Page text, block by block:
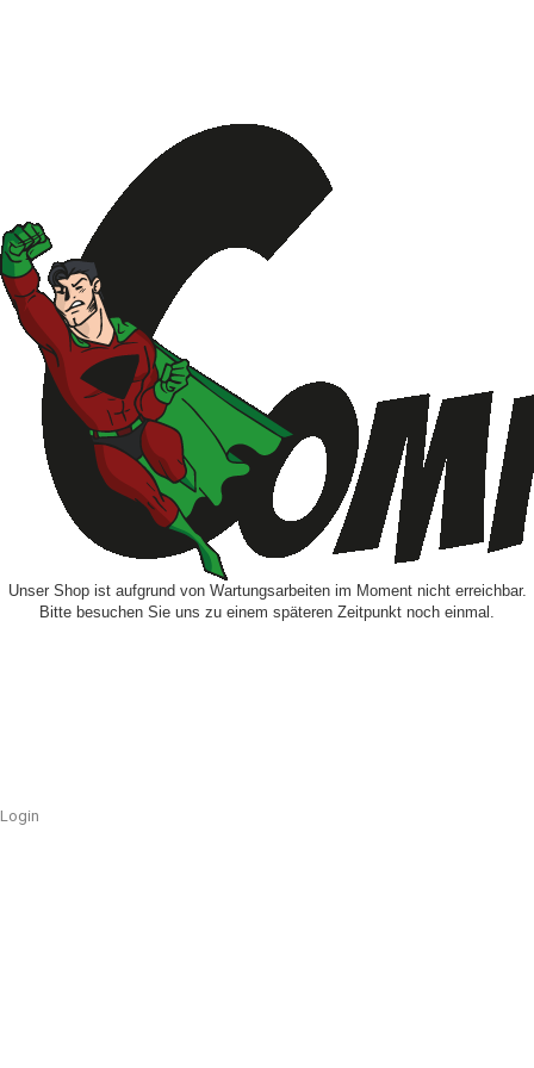
Unser Shop ist aufgrund von Wartungsarbeiten im Moment nicht erreichbar.
Bitte besuchen Sie uns zu einem späteren Zeitpunkt noch einmal.
Login